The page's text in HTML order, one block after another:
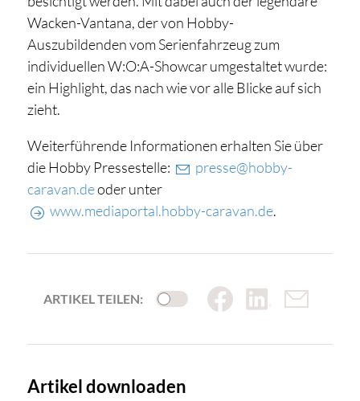
Wacken-Vantana, der von Hobby-
Auszubildenden vom Serienfahrzeug zum
individuellen W:O:A-Showcar umgestaltet wurde:
ein Highlight, das nach wie vor alle Blicke auf sich
zieht.
Weiterführende Informationen erhalten Sie über
die Hobby Pressestelle:
presse@hobby-
caravan.deoder unter
www.mediaportal.hobby-caravan.de.
ARTIKEL TEILEN:
Artikel downloaden